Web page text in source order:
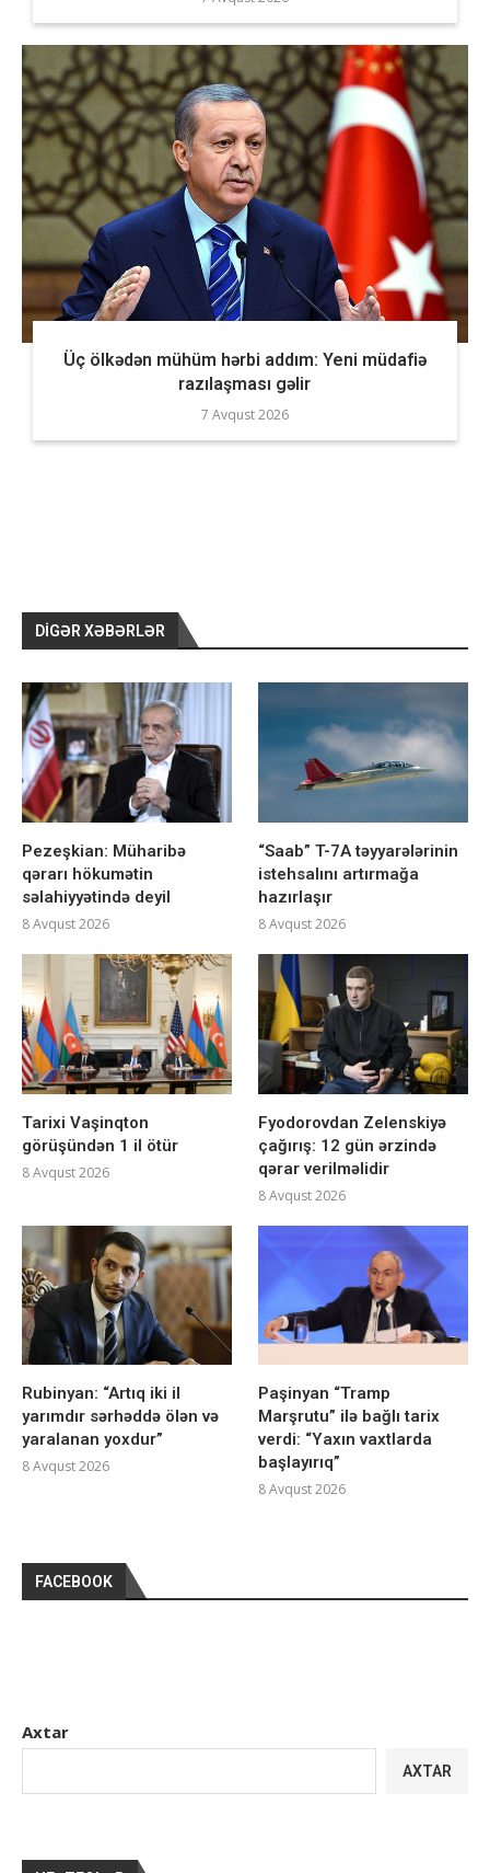
Üç ölkədən mühüm hərbi addım: Yeni müdafiə
razılaşması gəlir
7 Avqust 2026
DIGƏR XƏBƏRLƏR
Pezeşkian: Müharibə
qərarı hökumətin
səlahiyyətində deyil
8 Avqust 2026
“Saab” T-7A təyyarələrinin
istehsalını artırmağa
hazırlaşır
8 Avqust 2026
Tarixi Vaşinqton
görüşündən 1 il ötür
8 Avqust 2026
Fyodorovdan Zelenskiyə
çağırış: 12 gün ərzində
qərar verilməlidir
8 Avqust 2026
Rubinyan: “Artıq iki il
yarımdır sərhəddə ölən və
yaralanan yoxdur”
8 Avqust 2026
Paşinyan “Tramp
Marşrutu” ilə bağlı tarix
verdi: “Yaxın vaxtlarda
başlayırıq”
8 Avqust 2026
FACEBOOK
Axtar
AXTAR